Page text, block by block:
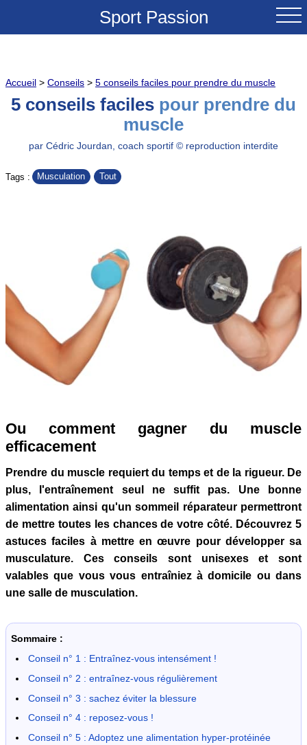
Sport Passion
NOUVEAUTES
Accueil > Conseils > 5 conseils faciles pour prendre du muscle
5 conseils faciles pour prendre du
muscle
par Cédric Jourdan, coach sportif © reproduction interdite
Tags : Musculation Tout
Ou comment gagner du muscle
efficacement
Prendre du muscle requiert du temps et de la rigueur. De
plus, l'entraînement seul ne suffit pas. Une bonne
alimentation ainsi qu'un sommeil réparateur permettront
de mettre toutes les chances de votre côté. Découvrez 5
astuces faciles à mettre en œuvre pour développer sa
musculature. Ces conseils sont unisexes et sont
valables que vous vous entraîniez à domicile ou dans
une salle de musculation.
Sommaire :
Conseil n° 1 : Entraînez-vous intensément !
Conseil n° 2 : entraînez-vous régulièrement
Conseil n° 3 : sachez éviter la blessure
Conseil n° 4 : reposez-vous !
Conseil n° 5 : Adoptez une alimentation hyper-protéinée